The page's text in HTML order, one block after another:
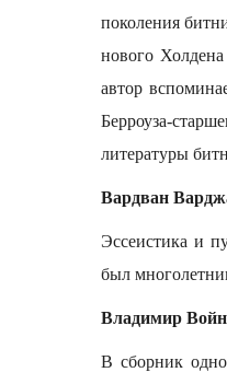
поколения
нового
автор
Берроуза-
литературы
Вардван
Эссеистика и
был
Владимир
В сборник